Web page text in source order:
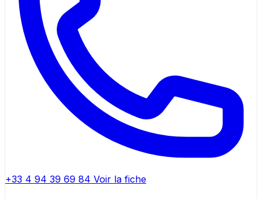
+33 4 94 39 69 84 Voir la fiche